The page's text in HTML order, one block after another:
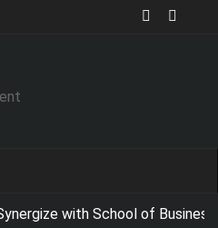
with School of Business